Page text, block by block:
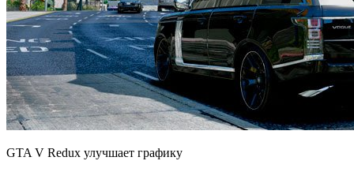
GTA V Redux улучшает графику